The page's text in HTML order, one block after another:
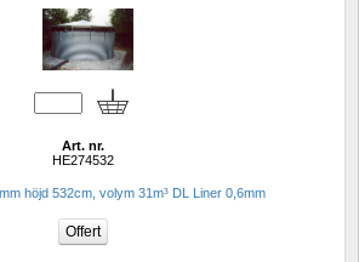
Art. nr.
HE274532
höjd 532cm, volym 31m³ DL Liner 0,6mm